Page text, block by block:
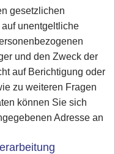
gesetzlichen
unentgeltliche
und den Zweck der
auf Berichtigung oder
zu weiteren Fragen
können Sie sich
Adresse an